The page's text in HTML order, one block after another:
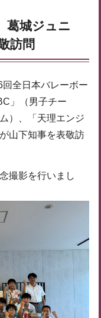
葛城ジュニ
訪問
回全日本バレーボー
」（男子チー
）、「天理エンジ
山下知事を表敬訪
撮影を行いまし